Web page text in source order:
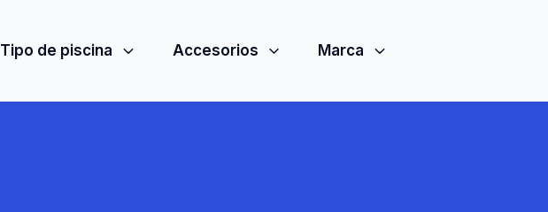
Tipo de piscina Accesorios Marca